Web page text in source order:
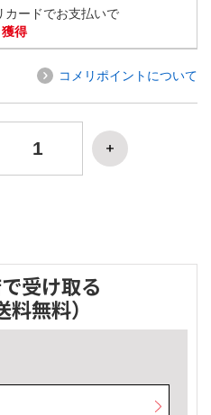
カードでお支払いで
得
コメリポイントについて
受け取る
料無料）